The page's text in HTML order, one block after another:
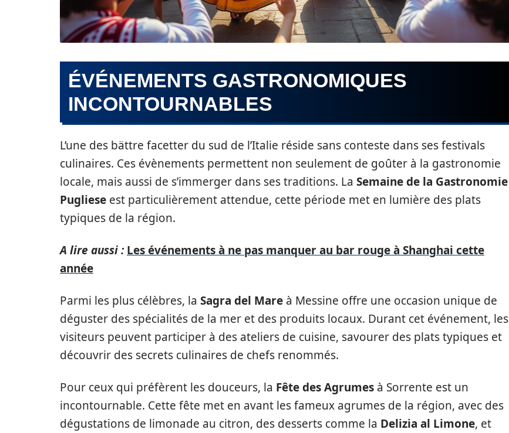
ÉVÉNEMENTS GASTRONOMIQUES
INCONTOURNABLES
L’une des bättre facetter du sud de l’Italie réside sans conteste dans ses festivals
culinaires. Ces évènements permettent non seulement de goûter à la gastronomie
locale, mais aussi de s’immerger dans ses traditions. La Semaine de la Gastronomie
Pugliese est particulièrement attendue, cette période met en lumière des plats
typiques de la région.
A lire aussi : Les événements à ne pas manquer au bar rouge à Shanghai cette
année
Parmi les plus célèbres, la Sagra del Mare à Messine offre une occasion unique de
déguster des spécialités de la mer et des produits locaux. Durant cet événement, les
visiteurs peuvent participer à des ateliers de cuisine, savourer des plats typiques et
découvrir des secrets culinaires de chefs renommés.
Pour ceux qui préfèrent les douceurs, la Fête des Agrumes à Sorrente est un
incontournable. Cette fête met en avant les fameux agrumes de la région, avec des
dégustations de limonade au citron, des desserts comme la Delizia al Limone, et